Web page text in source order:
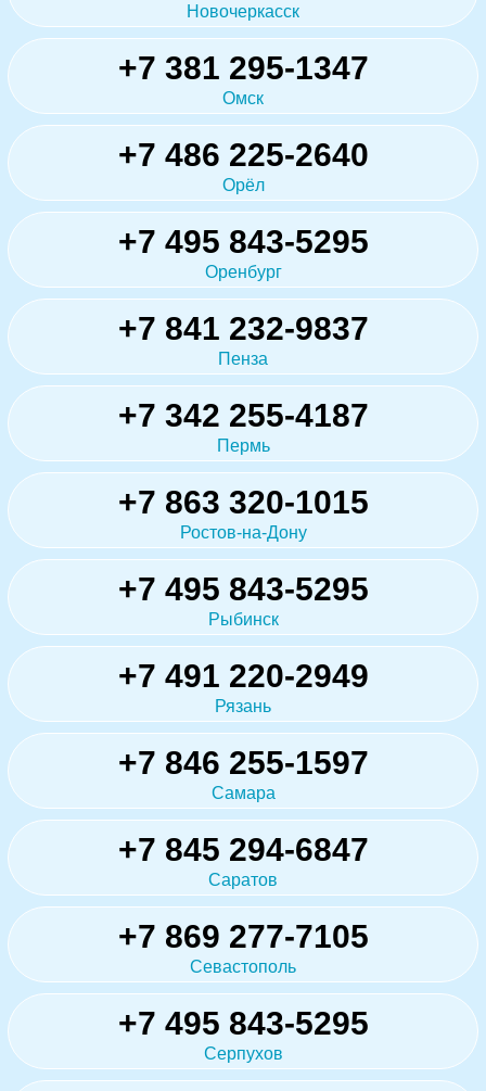
Новочеркасск
+7 381 295-1347
Омск
+7 486 225-2640
Орёл
+7 495 843-5295
Оренбург
+7 841 232-9837
Пенза
+7 342 255-4187
Пермь
+7 863 320-1015
Ростов-на-Дону
+7 495 843-5295
Рыбинск
+7 491 220-2949
Рязань
+7 846 255-1597
Самара
+7 845 294-6847
Саратов
+7 869 277-7105
Севастополь
+7 495 843-5295
Серпухов